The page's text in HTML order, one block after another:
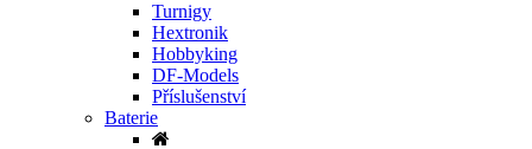
Turnigy
Hextronik
Hobbyking
DF-Models
Příslušenství
Baterie